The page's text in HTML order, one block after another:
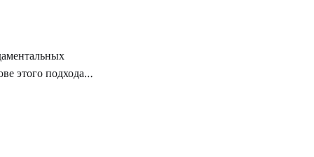
этого подхода
которому